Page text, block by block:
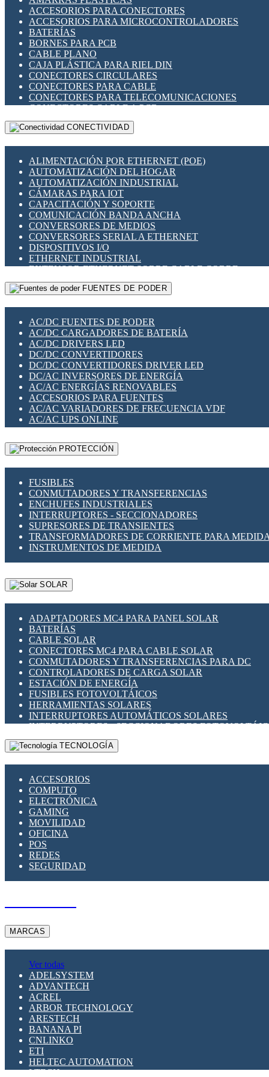
INDICADORES PARA PANEL
INTERFACES DE RELÉ
INTERRUPTORES FIN DE CARRERA
LLAVES CONMUTADORAS
MEDIDORES DE ENERGÍA Y TC'S DE CORRIENTE
MOTORES PASO A PASO
PANTALLAS HMI
PLC -CONTROLADORES LÓGICO PROGRAMABLES
PROGRAMADORES DE HORARIO
RELÉS DE PROTECCIÓN
SENSORES CAPACITIVOS
SENSORES INDUCTIVOS
TEMPORIZADORES
VARIACS
VARIADORES DE FRECUENCIA [VDF]
SECCIONADORES - INTERRUPTORES
MAQUINARIA
ACCESORIOS PARA CONECTORES
ACCESORIOS PARA MICROCONTROLADORES
BATERÍAS
BORNES PARA PCB
CABLE PLANO
CAJA PLÁSTICA PARA RIEL DIN
CONECTORES CIRCULARES
CONECTORES PARA CABLE
CONECTORES PARA TELECOMUNICACIONES
CONECTORES CABLE A PCB
CONECTORES PCB A CABLE
DIP SWITCHES
HERRAMIENTAS VARIAS
ILUMINACIÓN LED
INTERRUPTORES REED
INTERFACES DE RELÉ
OTROS RELÉS
PROTECCIÓN TÉRMICA
RELÉS AUTOMOTRICES
RELÉS DE SEÑAL
RELÉS DE ESTADO SÓLIDO SSR
RELÉS INDUSTRIALES
RELÉS MINIATURA DE POTENCIA
SENSORES MAGNÉTICOS
SWITCH Y MICROSWITCH
TARJETAS PI
UNIÓN Y DERIVACIÓN DE CABLE
CONECTIVIDAD
ALIMENTACIÓN POR ETHERNET (POE)
AUTOMATIZACIÓN DEL HOGAR
AUTOMATIZACIÓN INDUSTRIAL
CÁMARAS PARA IOT
CAPACITACIÓN Y SOPORTE
COMUNICACIÓN BANDA ANCHA
CONVERSORES DE MEDIOS
CONVERSORES SERIAL A ETHERNET
DISPOSITIVOS I/O
ETHERNET INDUSTRIAL
EXTENSOR ETHERNET SOBRE CABLE COBRE
GATEWAY LORAWAN
GESTIÓN DE REDES
PLACAS MODULARES IOT
SWITCHES Y REDES WIFI
SOLUCIONES IOT
SOLUCIONES LORAWAN
SOLUCIONES RED CELULAR
SEGURIDAD PARA REDES
SWITCHES LAN
TELEFONÍA IP (VOIP)
VIGILANCIA IP (CCTV)
MESHTASTIC
FUENTES DE PODER
AC/DC FUENTES DE PODER
AC/DC CARGADORES DE BATERÍA
AC/DC DRIVERS LED
DC/DC CONVERTIDORES
DC/DC CONVERTIDORES DRIVER LED
DC/AC INVERSORES DE ENERGÍA
AC/AC ENERGÍAS RENOVABLES
ACCESORIOS PARA FUENTES
AC/AC VARIADORES DE FRECUENCIA VDF
AC/AC UPS ONLINE
PROTECCIÓN
FUSIBLES
CONMUTADORES Y TRANSFERENCIAS
ENCHUFES INDUSTRIALES
INTERRUPTORES - SECCIONADORES
SUPRESORES DE TRANSIENTES
TRANSFORMADORES DE CORRIENTE PARA
INSTRUMENTOS DE MEDIDA
SOLAR
ADAPTADORES MC4 PARA PANEL SOLAR
BATERÍAS
CABLE SOLAR
CONECTORES MC4 PARA CABLE SOLAR
CONMUTADORES Y TRANSFERENCIAS PARA DC
CONTROLADORES DE CARGA SOLAR
ESTACIÓN DE ENERGÍA
FUSIBLES FOTOVOLTÁICOS
HERRAMIENTAS SOLARES
INTERRUPTORES AUTOMÁTICOS SOLARES
INTERRUPTORES - SECCIONADORES
MONTAJE PANEL SOLAR
PORTA FUSIBLES Y SECCIONADORES
TECNOLOGÍA
ACCESORIOS
COMPUTO
ELECTRÓNICA
GAMING
MOVILIDAD
OFICINA
POS
REDES
SEGURIDAD
MARCAS
Ver todas
ADELSYSTEM
ADVANTECH
ACREL
ARBOR TECHNOLOGY
ARESTECH
BANANA PI
CNLINKO
ETI
HELTEC AUTOMATION
LTECH